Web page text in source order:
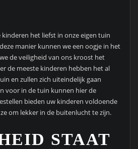
kinderen het liefst in onze eigen tuin
manier kunnen we een oogje in het
de veiligheid van ons kroost het
de meeste kinderen hebben het al
en zullen zich uiteindelijk gaan
voor in de tuin kunnen hier de
bieden uw kinderen voldoende
om lekker in de buitenlucht te zijn.
STAAT